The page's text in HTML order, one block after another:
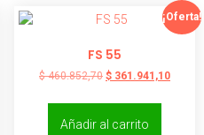
¡Oferta!
FS 55
$460.852,70 $ 361.941,10
Añadir al carrito